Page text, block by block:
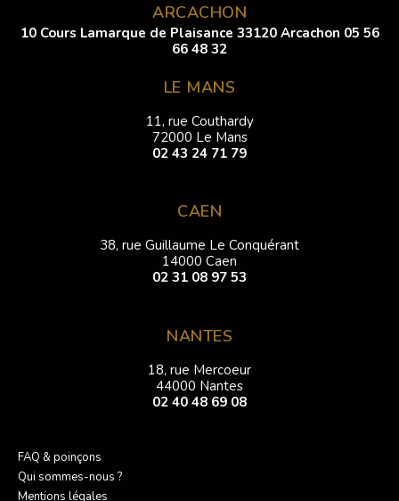
ARCACHON
10 Cours Lamarque de Plaisance 33120 Arcachon 05 56
66 48 32
LE MANS
11, rue Couthardy
72000 Le Mans
02 43 24 71 79
CAEN
38, rue Guillaume Le Conquérant
14000 Caen
02 31 08 97 53
NANTES
18, rue Mercoeur
44000 Nantes
02 40 48 69 08
FAQ & poinçons
Qui sommes-nous ?
Mentions légales